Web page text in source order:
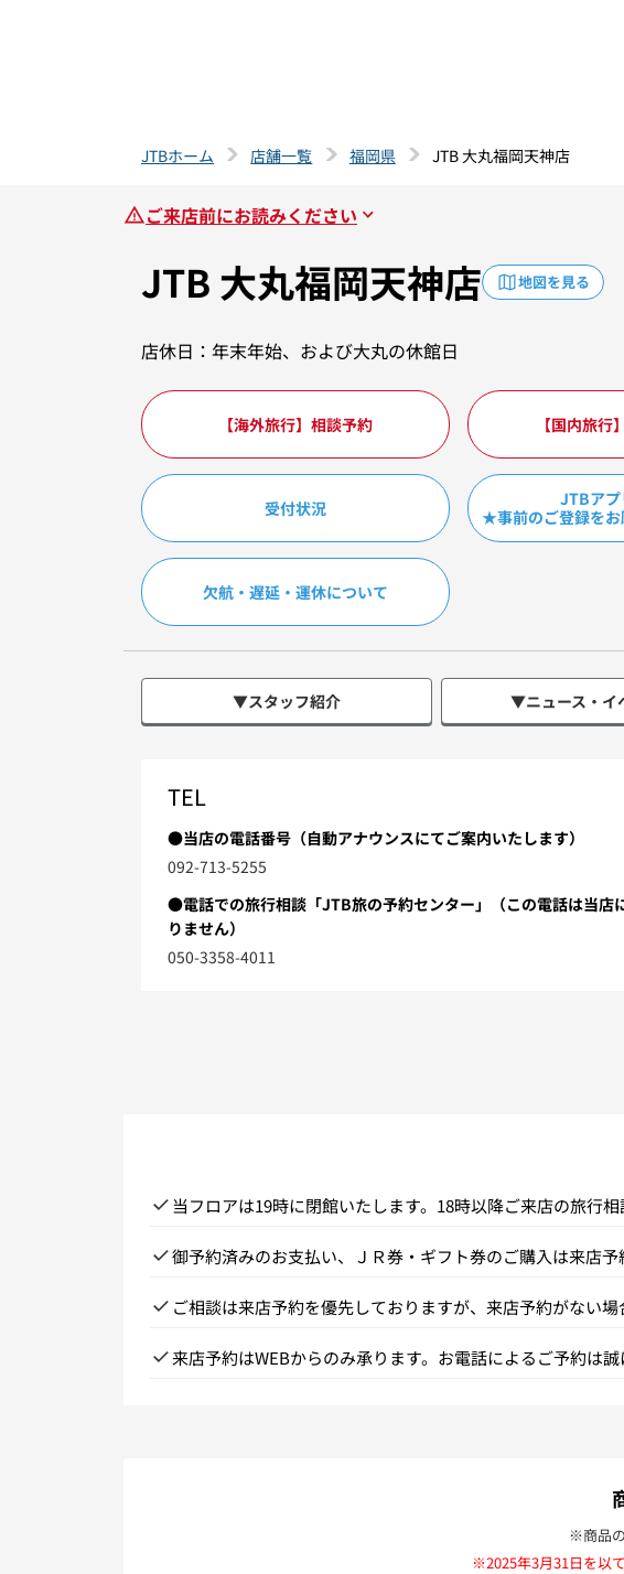
JTBホーム 店舗一覧 福岡県 JTB 大丸福岡天神店
ご来店前にお読みください
JTB 大丸福岡天神店 地図を見る
店休日：年末年始、および大丸の休館日
【海外旅行】相談予約 【国内旅行
受付状況
JTBアプ
★事前のご登録を
欠航・遅延・運休について
▼スタッフ紹介 ▼ニュース・イ
TEL
●当店の電話番号（自動アナウンスにてご案内いたします）
092-713-5255
●電話での旅行相談「JTB旅の予約センター」（この電話は当店
りません）
050-3358-4011
当フロアは19時に閉館いたします。18時以降ご来店の旅行
御予約済みのお支払い、ＪＲ券・ギフト券のご購入は来店
ご相談は来店予約を優先しておりますが、来店予約がない
来店予約はWEBからのみ承ります。お電話によるご予約は
※商品
※2025年3月31日を以